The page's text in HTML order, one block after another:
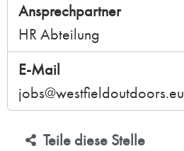
Ansprechpartner
HR Abteilung
E-Mail
jobs@westfieldoutdoors.eu
Teile diese Stelle